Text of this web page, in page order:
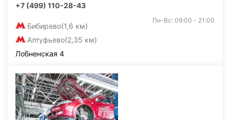
+7 (499) 110-28-43
Бибирево(1,6 км)
Алтуфьево(2,35 км)
Пн-Вс: 09:00 - 21:00
Лобненская 4